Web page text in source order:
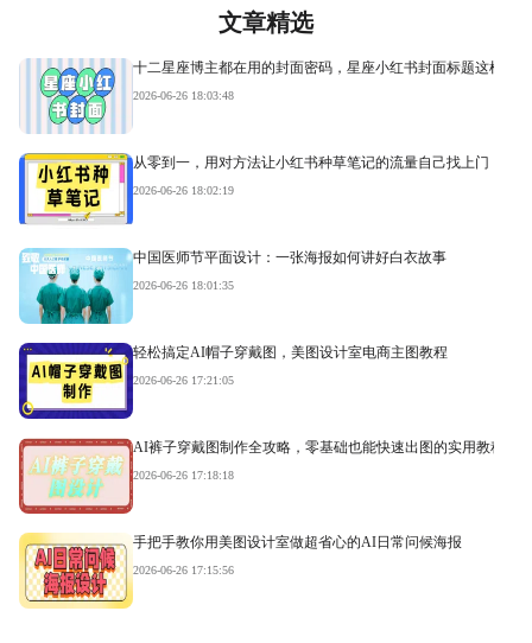
文章精选
十二星座博主都在用的封面密码，星座小红书封面标题这样写
2026-06-26 18:03:48
从零到一，用对方法让小红书种草笔记的流量自己找上门
2026-06-26 18:02:19
中国医师节平面设计：一张海报如何讲好白衣故事
2026-06-26 18:01:35
轻松搞定AI帽子穿戴图，美图设计室电商主图教程
2026-06-26 17:21:05
AI裤子穿戴图制作全攻略，零基础也能快速出图的实用教程
2026-06-26 17:18:18
手把手教你用美图设计室做超省心的AI日常问候海报
2026-06-26 17:15:56